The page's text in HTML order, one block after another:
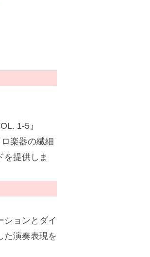
1-5』
楽器の繊細
を提供しま
ションとダイ
た演奏表現を